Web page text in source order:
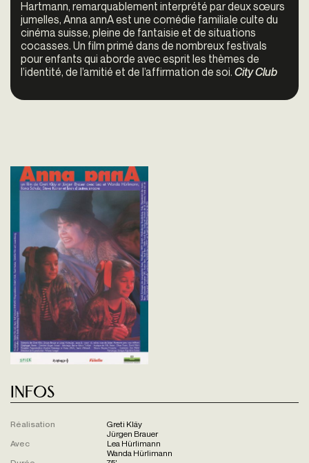
Hartmann, remarquablement interprété par deux sœurs
jumelles, Anna annA est une comédie familiale culte du
cinéma suisse, pleine de fantaisie et de situations
cocasses. Un film primé dans de nombreux festivals
pour enfants qui aborde avec esprit les thèmes de
l’identité, de l’amitié et de l’affirmation de soi. City Club
Infos
Réalisation
Greti Kläy
Jürgen Brauer
Avec
Lea Hürlimann
Wanda Hürlimann